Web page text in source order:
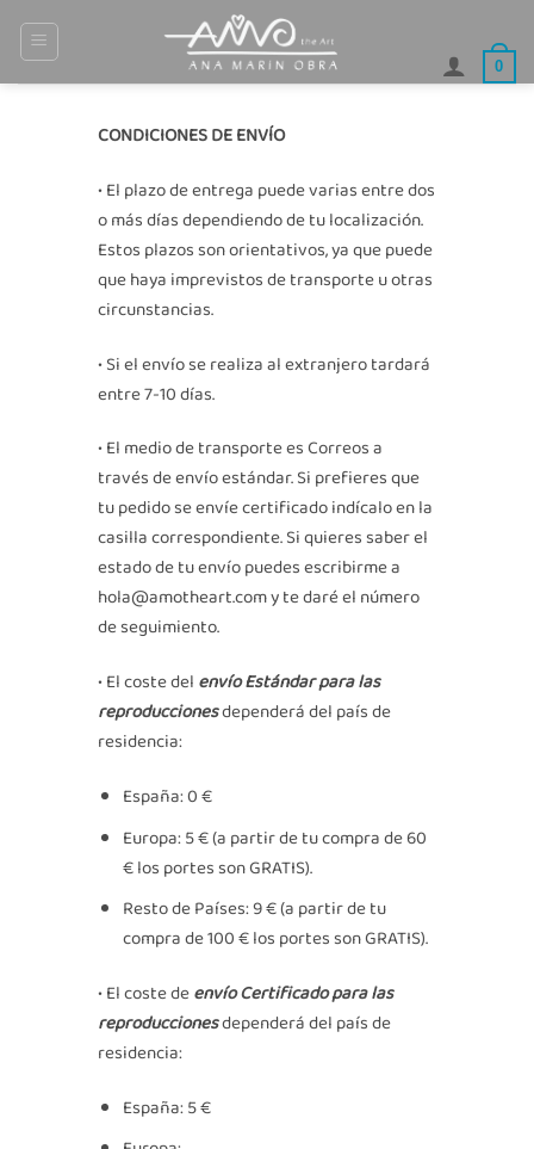
0
CONDICIONES DE ENVÍO
• El plazo de entrega puede varias entre dos
o más días dependiendo de tu localización.
Estos plazos son orientativos, ya que puede
que haya imprevistos de transporte u otras
circunstancias.
• Si el envío se realiza al extranjero tardará
entre 7-10 días.
• El medio de transporte es Correos a
través de envío estándar. Si prefieres que
tu pedido se envíe certificado indícalo en la
casilla correspondiente. Si quieres saber el
estado de tu envío puedes escribirme a
hola@amotheart.com y te daré el número
de seguimiento.
• El coste del envío Estándar para las
reproduccionesdependerá del país de
residencia:
España: 0 €
Europa: 5 € (a partir de tu compra de 60
€ los portes son GRATIS).
Resto de Países: 9 € (a partir de tu
compra de 100 € los portes son GRATIS).
• El coste deenvío Certificado para las
reproduccionesdependerá del país de
residencia:
España: 5 €